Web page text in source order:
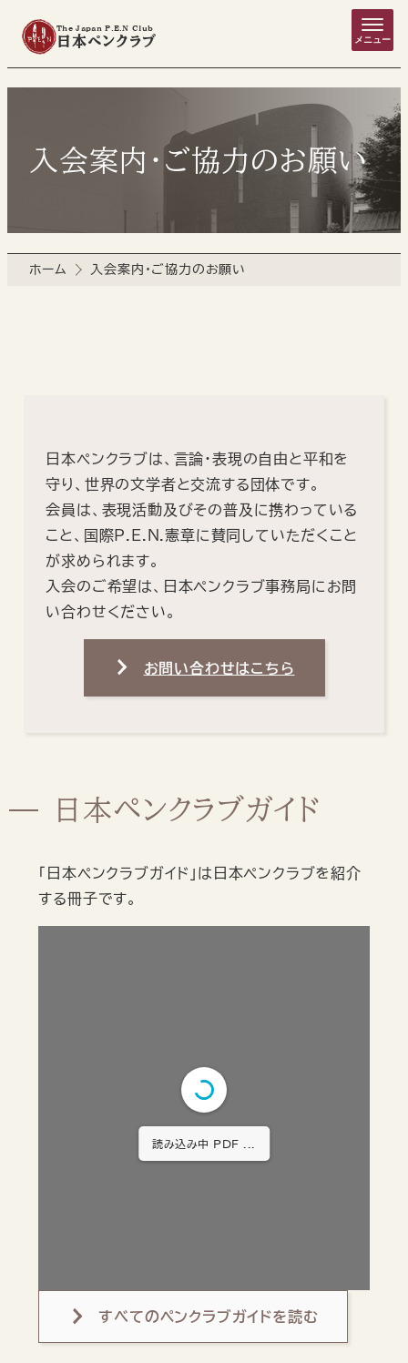
The Japan P.E.N Club
日本ペンクラブ メニュー
入会案内・ご協力のお願い
ホーム 入会案内・ご協力のお願い
日本ペンクラブは、言論・表現の自由と平和を
守り、世界の文学者と交流する団体です。
会員は、表現活動及びその普及に携わっている
こと、国際P.E.N.憲章に賛同していただくこと
が求められます。
入会のご希望は、日本ペンクラブ事務局にお問
い合わせください。
お問い合わせはこちら
日本ペンクラブガイド
「日本ペンクラブガイド」は日本ペンクラブを紹介
する冊子です。
読み込み中 PDF ...
すべてのペンクラブガイドを読む